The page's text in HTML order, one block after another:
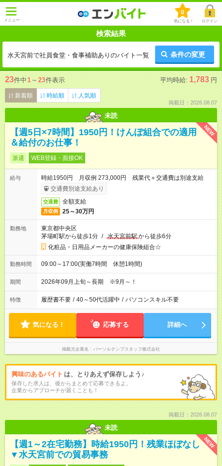
メニュー
0
気になる！ ログイン
検索結果
水天宮前で社員食堂・食事補助ありのバイト一覧 条件の変更
23件中1 ～ 23件表示 平均時給: 1,783 円
新着順 時給順 人気順
掲載日：2026.08.07
未読
NEW
【週5日×7時間】1950円！けんぽ組合での適用
＆給付のお仕事！
派遣 WEB登録・面接OK
給与
時給1950円 月収例 273,000円 残業代＋交通費は別途支給
交通費別途支給あり
交通費 全額支給
月収例 25～30万円
勤務地
東京都中央区
茅場町駅から徒歩1分 / 水天宮前駅から徒歩6分
化粧品・日用品メーカーの健康保険組合☆
勤務時間 09:00～17:00(実働7時間 休憩1時間)
期間 2026年09月上旬～長期 ※9月～！
特徴 履歴書不要 / 40～50代活躍中 / パソコンスキル不要
気になる！ 応募する 詳細へ
掲載元企業名 パーソルテンプスタッフ株式会社
興味のあるバイト は、とりあえず保存しよう♪
保存した求人は、後からまとめて応募できるよ。
企業からアプローチが届くことも！
掲載日：2026.08.07
未読
NEW
【週1～2在宅勤務】時給1950円！残業ほぼなし
▼水天宮前での貿易事務